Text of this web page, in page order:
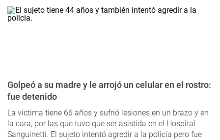
Golpeó a su madre y le arrojó un celular en el rostro:
fue detenido
La víctima tiene 66 años y sufrió lesiones en un brazo y en
la cara, por las que tuvo que ser asistida en el Hospital
Sanguinetti. El sujeto intentó agredir a la policía pero fue